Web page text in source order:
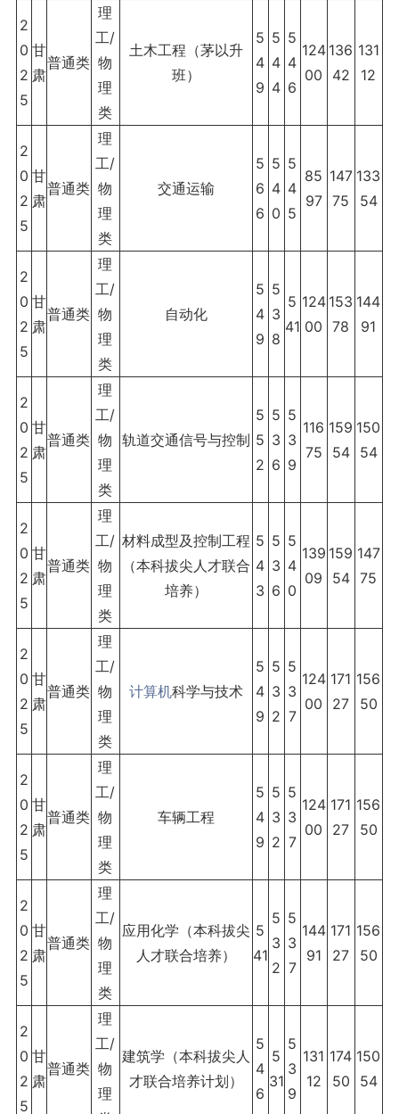
2
0
2
5
甘
肃
普通类
理
工/
物
理
类
土木工程（茅以升
班）
5
4
9
5
4
4
5
4
6
124
00
136
42
131
12
2
0
2
5
甘
肃
普通类
理
工/
物
理
类
交通运输
5
6
6
5
4
0
5
4
5
85
97
147
75
133
54
2
0
2
5
甘
肃
普通类
理
工/
物
理
类
自动化
5
4
9
5
3
8
5
41
124
00
153
78
144
91
2
0
2
5
甘
肃
普通类
理
工/
物
理
类
轨道交通信号与控制
5
5
2
5
3
6
5
3
9
116
75
159
54
150
54
2
0
2
5
甘
肃
普通类
理
工/
物
理
类
材料成型及控制工程
（本科拔尖人才联合
培养）
5
4
3
5
3
6
5
4
0
139
09
159
54
147
75
2
0
2
5
甘
肃
普通类
理
工/
物
理
类
计算机科学与技术
5
4
9
5
3
2
5
3
7
124
00
171
27
156
50
2
0
2
5
甘
肃
普通类
理
工/
物
理
类
车辆工程
5
4
9
5
3
2
5
3
7
124
00
171
27
156
50
2
0
2
5
甘
肃
普通类
理
工/
物
理
类
应用化学（本科拔尖
人才联合培养）
5
41
5
3
2
5
3
7
144
91
171
27
156
50
2
0
2
5
甘
肃
普通类
理
工/
物
理
建筑学（本科拔尖人
才联合培养计划）
5
4
6
5
31
5
3
9
131
12
174
50
150
54